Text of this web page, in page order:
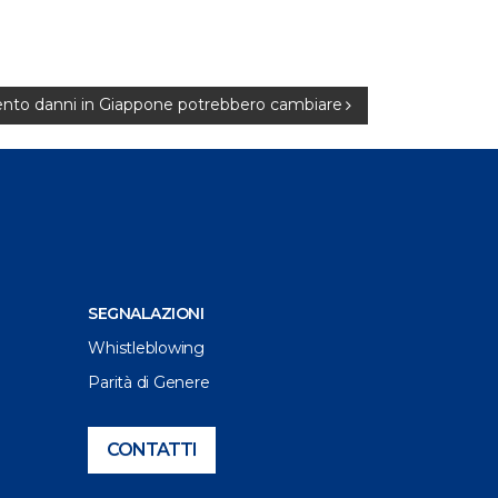
danni in Giappone potrebbero cambiare
SEGNALAZIONI
Whistleblowing
Parità di Genere
CONTATTI